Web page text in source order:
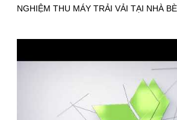
NGHIỆM THU MÁY TRẢI VẢI TẠI NHÀ BÈ